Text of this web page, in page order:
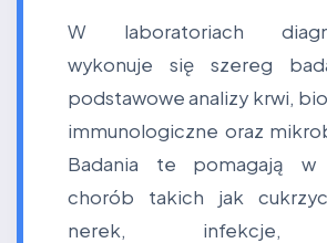
W laboratoriach
wykonuje się szereg
podstawowe analizy krwi,
immunologiczne oraz
Badania te pomagają w
chorób takich jak
nerek, infekcje,